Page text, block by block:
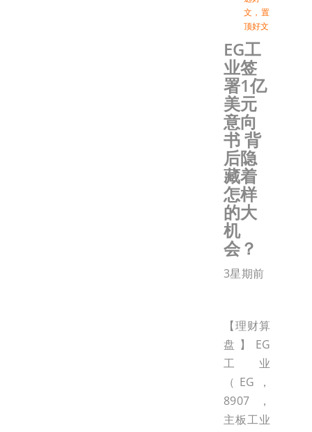
文 ， 置
顶好文
EG工
业签
署1亿
美元
意向
书 背
后隐
藏着
怎样
的大
机
会？
3星期前
【理财算
盘】EG
工业
（EG，
8907，
主板工业